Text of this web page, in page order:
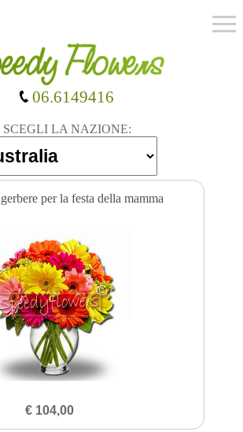
SCEGLI LA NAZIONE:
06.6149416
per la festa della mamma
€ 104,00